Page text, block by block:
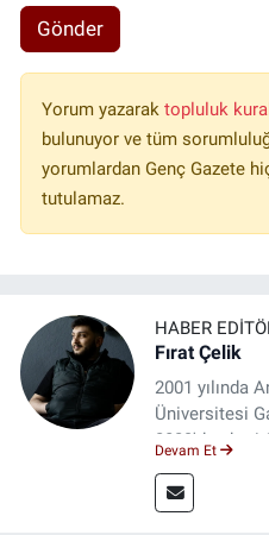
Gönder
Yorum yazarak topluluk
bulunuyor ve tüm
yorumlardan Genç Gazete
tutulamaz.
HABER
Fırat Çelik
2001 yılında
Üniversitesi
2023'den beri
Devam Et